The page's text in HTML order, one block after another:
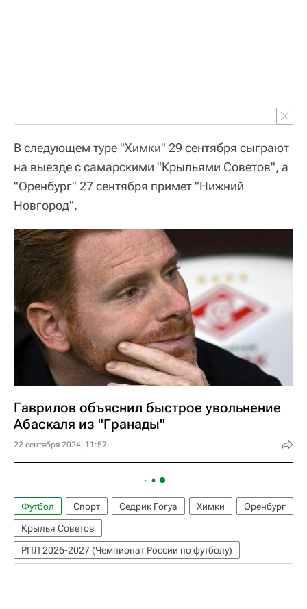
В следующем туре "Химки" 29 сентября сыграют
на выезде с самарскими "Крыльями Советов", а
"Оренбург" 27 сентября примет "Нижний
Новгород".
Гаврилов объяснил быстрое увольнение
Абаскаля из "Гранады"
22 сентября 2024, 11:57
Футбол Спорт Седрик Гогуа Химки
Оренбург
Крылья Советов
РПЛ 2026-2027 (Чемпионат России по футболу)